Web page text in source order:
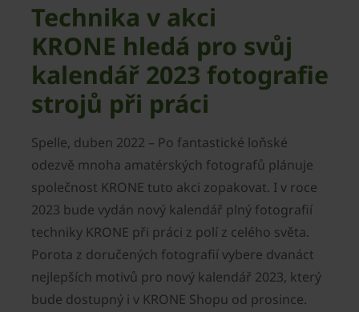
Technika v akci
KRONE hledá pro svůj
kalendář 2023 fotografie
strojů při práci
Spelle, duben 2022 – Po fantastické loňské
odezvě mnoha amatérských fotografů plánuje
společnost KRONE tuto akci zopakovat. I v roce
2023 bude vydán nový kalendář plný fotografií
techniky KRONE při práci z polí z celého světa.
Porota z doručených fotografií vybere dvanáct
nejlepších motivů pro nový kalendář 2023, který
bude dostupný i v KRONE Shopu od prosince.